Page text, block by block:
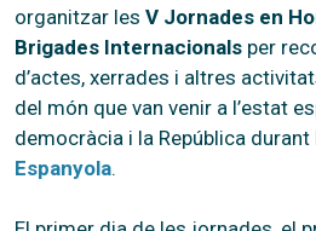
organitzar les V Jornades en
Brigades Internacionals per
d’actes, xerrades i altres
del món que van venir a l’estat
democràcia i la República durant
Espanyola.